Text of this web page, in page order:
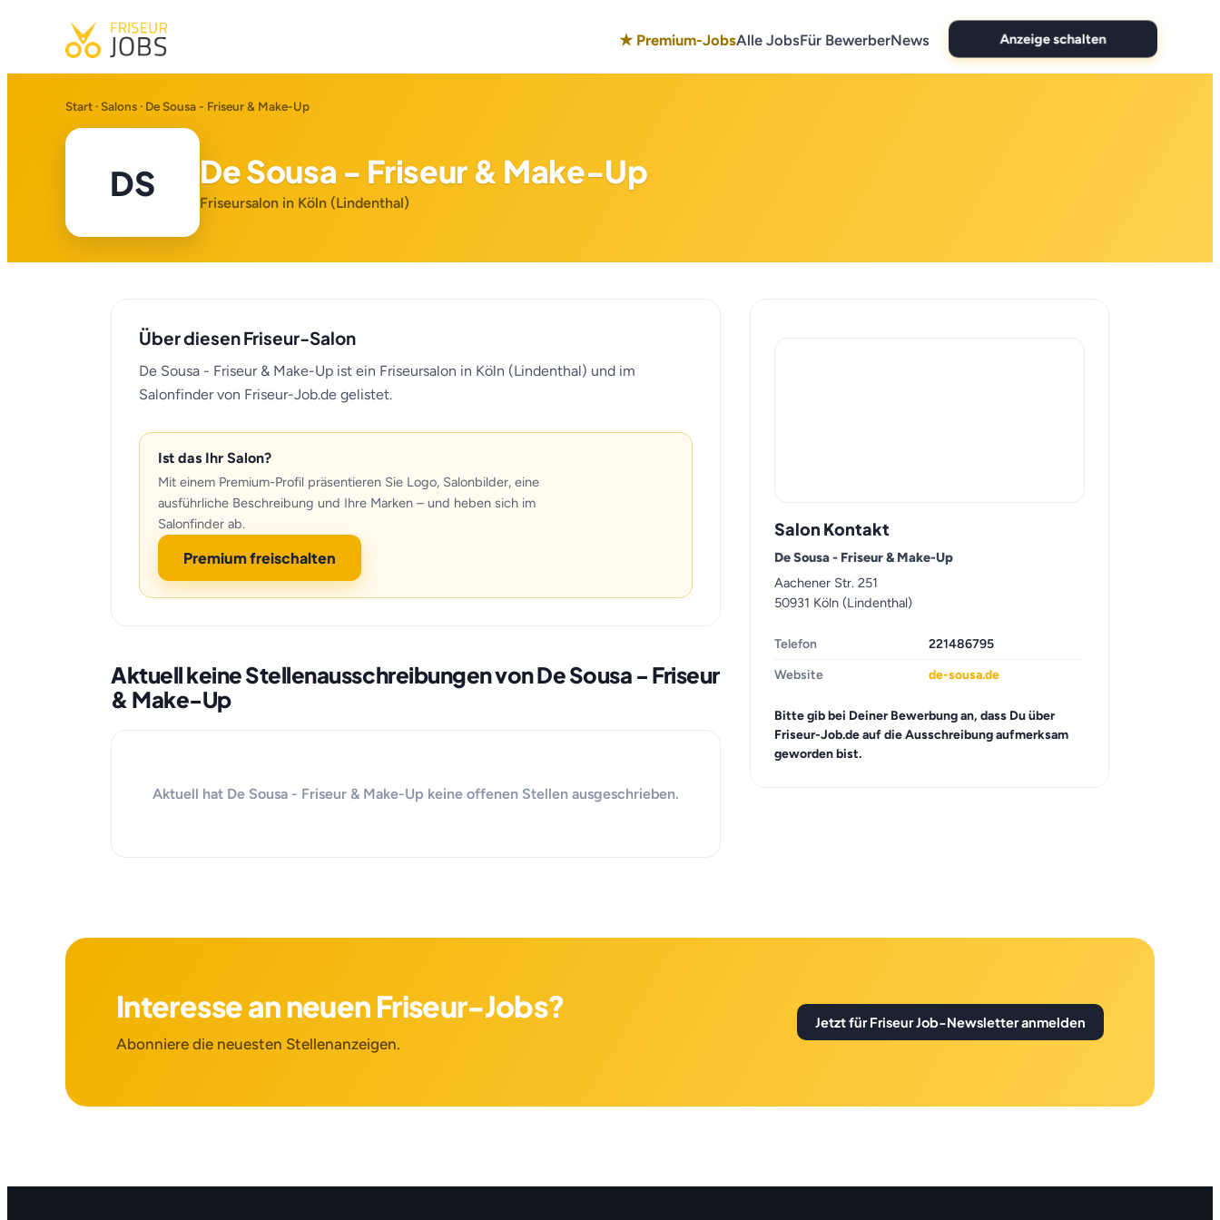
★ Premium-JobsAlle JobsFür BewerberNews Anzeige schalten
Start · Salons · De Sousa - Friseur & Make-Up
DS De Sousa - Friseur & Make-Up
Friseursalon in Köln (Lindenthal)
Über diesen Friseur-Salon
De Sousa - Friseur & Make-Up ist ein Friseursalon in Köln (Lindenthal) und im
Salonfinder von Friseur-Job.de gelistet.
Ist das Ihr Salon?
Mit einem Premium-Profil präsentieren Sie Logo, Salonbilder, eine
ausführliche Beschreibung und Ihre Marken – und heben sich im
Salonfinder ab.
Premium freischalten
Aktuell keine Stellenausschreibungen von De Sousa - Friseur
& Make-Up
Aktuell hat De Sousa - Friseur & Make-Up keine offenen Stellen ausgeschrieben.
Salon Kontakt
De Sousa - Friseur & Make-Up
Aachener Str. 251
50931 Köln (Lindenthal)
Telefon
221486795
Website
de-sousa.de
Bitte gib bei Deiner Bewerbung an, dass Du über
Friseur-Job.de auf die Ausschreibung aufmerksam
geworden bist.
Interesse an neuen Friseur-Jobs?
Abonniere die neuesten Stellenanzeigen.
Jetzt für Friseur Job-Newsletter anmelden